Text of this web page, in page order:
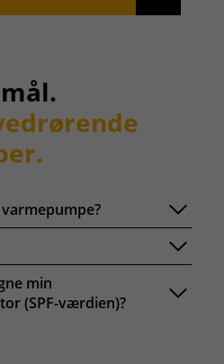
min
(SPF-værdien)?